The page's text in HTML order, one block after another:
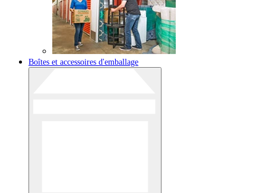
Boîtes et accessoires d'emballage